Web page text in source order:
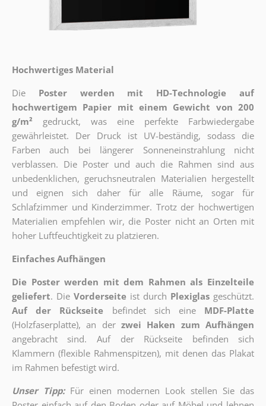
Hochwertiges Material
Die
Poster werden mit HD-Technologie auf
hochwertigem Papier mit einem Gewicht von 200
g/m²
gedruckt, was eine perfekte Farbwiedergabe
gewährleistet. Der Druck ist UV-beständig, sodass die
Farben auch bei längerer Sonneneinstrahlung nicht
verblassen. Die Poster und auch die Rahmen sind aus
unbedenklichen, geruchsneutralen Materialien hergestellt
und eignen sich daher für alle Räume, sogar für
Schlafzimmer und Kinderzimmer. Trotz der hochwertigen
Materialien empfehlen wir, die Poster nicht an Orten mit
hoher Luftfeuchtigkeit zu platzieren.
Einfaches Aufhängen
Die Poster werden mit dem Rahmen als Einzelteile
geliefert. Die Vorderseite ist durch Plexiglas geschützt.
Auf der Rückseite
befindet sich eine
MDF-Platte
(Holzfaserplatte), an der zwei Haken zum Aufhängen
angebracht sind.
Auf der Rückseite befinden sich
Klammern (flexible Rahmenspitzen), mit denen das Plakat
im Rahmen befestigt wird.
Unser Tipp: Für einen modernen Look stellen Sie das